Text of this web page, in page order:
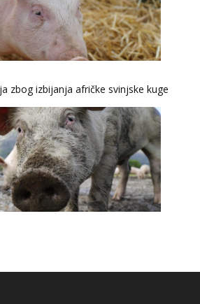
zbog izbijanja afričke svinjske kuge